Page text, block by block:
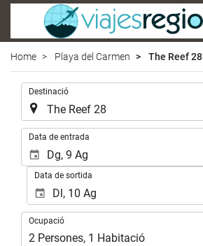
Home Playa del Carmen The Reef 28
Destinació
Data de entrada
Data de sortida
Ocupació
Ocupació
2 Persones, 1 Habitació